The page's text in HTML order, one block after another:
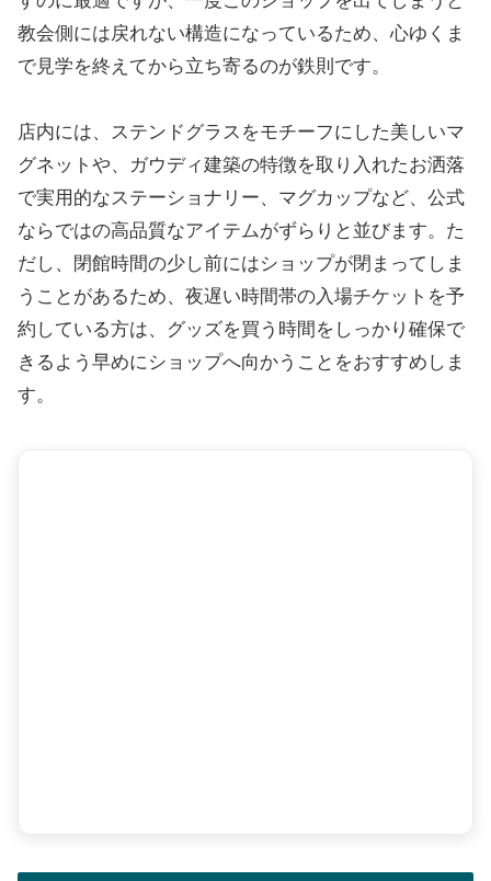
教会側には戻れない構造になっているため、心ゆくま
で見学を終えてから立ち寄るのが鉄則です。
店内には、ステンドグラスをモチーフにした美しいマ
グネットや、ガウディ建築の特徴を取り入れたお洒落
で実用的なステーショナリー、マグカップなど、公式
ならではの高品質なアイテムがずらりと並びます。た
だし、閉館時間の少し前にはショップが閉まってしま
うことがあるため、夜遅い時間帯の入場チケットを予
約している方は、グッズを買う時間をしっかり確保で
きるよう早めにショップへ向かうことをおすすめしま
す。